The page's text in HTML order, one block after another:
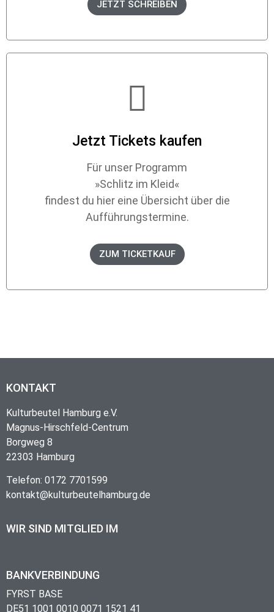
JETZT SCHREIBEN
Jetzt Tickets kaufen
Für unser Programm
»Schlitz im Kleid«
findest du hier eine Übersicht über die
Aufführungstermine.
ZUM TICKETKAUF
KONTAKT
Kulturbeutel Hamburg e.V.
Magnus-Hirschfeld-Centrum
Borgweg 8
22303 Hamburg
Telefon: 0172 7701599
kontakt@kulturbeutelhamburg.de
WIR SIND MITGLIED IM
BANKVERBINDUNG
FYRST BASE
DE51 1001 0010 0071 1521 41